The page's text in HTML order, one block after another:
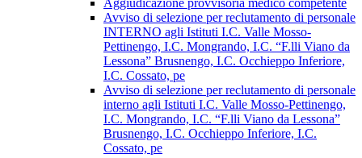
Aggiudicazione provvisoria medico competente
Avviso di selezione per reclutamento di personale
INTERNO agli Istituti I.C. Valle Mosso-
Pettinengo, I.C. Mongrando, I.C. “F.lli Viano da
Lessona” Brusnengo, I.C. Occhieppo Inferiore,
I.C. Cossato, pe
Avviso di selezione per reclutamento di personale
interno agli Istituti I.C. Valle Mosso-Pettinengo,
I.C. Mongrando, I.C. “F.lli Viano da Lessona”
Brusnengo, I.C. Occhieppo Inferiore, I.C.
Cossato, pe